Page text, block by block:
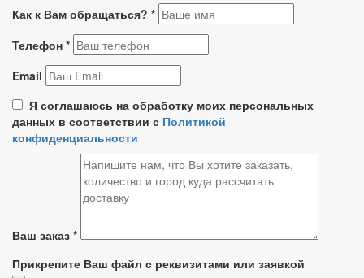
Как к Вам обращаться? *
Телефон *
Email
Я соглашаюсь на обработку моих персональных
данных в соответствии с Политикой
конфиденциальности
Ваш заказ *
Прикрепите Ваш файл с реквизитами или заявкой